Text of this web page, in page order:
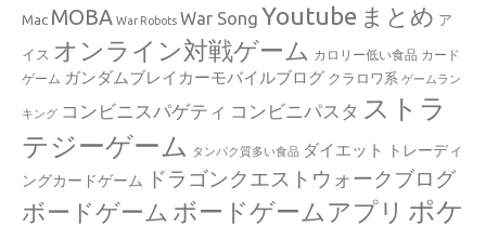
Mac MOBA War Robots War Song Youtube まとめ ア
イス オンライン対戦ゲーム カロリー低い食品 カード
ゲーム ガンダムブレイカーモバイルブログ クラロワ系 ゲームラン
キング コンビニスパゲティ コンビニパスタ ストラ
テジーゲーム
タンパク質多い食品 ダイエット
トレーディ
ングカードゲーム
ドラゴンクエストウォークブログ
ボードゲーム ボードゲームアプリ ポケ